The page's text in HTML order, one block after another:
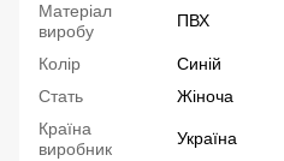
Матеріал
виробу
ПВХ
Колір
Синій
Стать
Жіноча
Країна
виробник
Україна